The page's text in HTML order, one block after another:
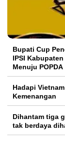
Bupati Cup
IPSI
Menuju POPDA
Hadapi
Kemenangan
Dihantam tiga
tak berdaya